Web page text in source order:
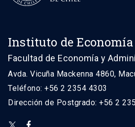
Instituto de Economía
Facultad de Economía y
Avda. Vicuña Mackenna 4860,
Teléfono: +56 2 2354 4303
Dirección de Postgrado: +56 2